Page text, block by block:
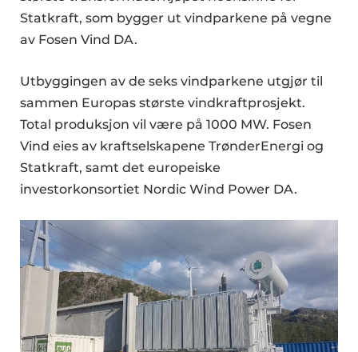
Statkraft, som bygger ut vindparkene på vegne
av Fosen Vind DA.
Utbyggingen av de seks vindparkene utgjør til
sammen Europas største vindkraftprosjekt.
Total produksjon vil være på 1000 MW. Fosen
Vind eies av kraftselskapene TrønderEnergi og
Statkraft, samt det europeiske
investorkonsortiet Nordic Wind Power DA.